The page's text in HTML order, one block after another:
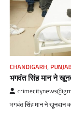
CHANDIGARH,
भगवंत सिंह मान ने
भगवंत सिंह मान ने खूनदान